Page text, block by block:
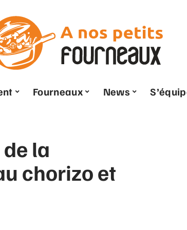
Fourneaux News
la
chorizo et